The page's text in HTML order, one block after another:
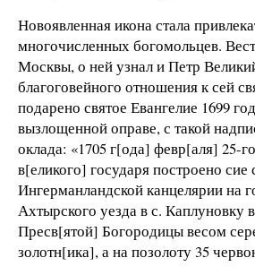
Новоявленная икона стала
многочисленных богомольцев.
Москвы, о ней узнал и Петр
благоговейного отношения к сей
подарено святое Евангелие 1699
вызлощенной оправе, с такой
оклада: «1705 г[ода] февр[аля] 25-
в[еликого] государя построено сие
Ингерманландской канцелярии на
Ахтырского уезда в с. Каплуновку
Пресв[ятой] Богородицы весом
золотн[ика], а на позолоту 35